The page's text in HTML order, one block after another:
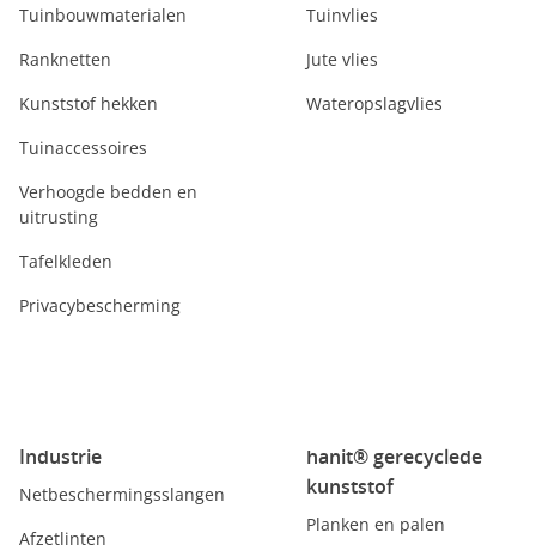
Tuinbouwmaterialen
Ranknetten
Kunststof hekken
Tuinaccessoires
Verhoogde bedden en
uitrusting
Tafelkleden
Privacybescherming
Tuinvlies
Jute vlies
Wateropslagvlies
Industrie
Netbeschermingsslangen
Afzetlinten
hanit® gerecyclede
kunststof
Planken en palen